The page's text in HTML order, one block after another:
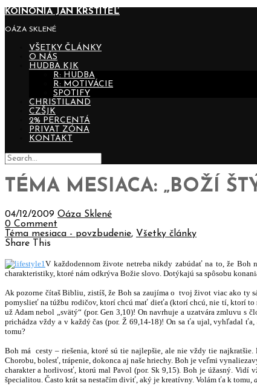
KOINONIA JÁN KRSTITEĽ
OÁZA SKLENÉ
VŠETKY ČLÁNKY
O NÁS
HUDBA KJK
R: HUDBA
R: MOTIVÁCIE
SPOTIFY
CHRISTILAND
CZŠJK
2% PERCENTÁ
PRIVAT ZÓNA
KONTAKT
TÉMA MESIACA: „BOŽÍ
04/12/2009 Oáza Sklené
0 Comment
Téma mesiaca - povzbudenie, Všetky články
Share This
V každodennom živote netreba nikdy zabúdať na to, že
charakteristiky, ktoré nám odkrýva Božie slovo. Dotýkajú sa spôsobu
Ak pozorne čítaš Bibliu, zistíš, že Boh sa zaujíma o tvoj život viac ako ty
pomyslieť na túžbu rodičov, ktorí chcú mať dieťa (ktorí chcú, nie tí, ktorí to
už Adam nebol „svätý“ (por. Gen 3,10)! On navrhuje a uzatvára zmluvu s
prichádza vždy a v každý čas (por. Ž 69,14-18)! On sa ťa ujal, vyhľadal
tomu?
Boh má cesty – riešenia, ktoré sú tie najlepšie, ale nie vždy tie najkratšie.
Chorobu, bolesť, trápenie, dokonca aj naše hriechy. Boh je veľmi
charakter a horlivosť, ktorú mal Pavol (por. Sk 9,15). Boh je úžasný. Vidí
špecialitou. Často krát sa nestačím diviť, aký je kreatívny. Volám ťa k tomu,